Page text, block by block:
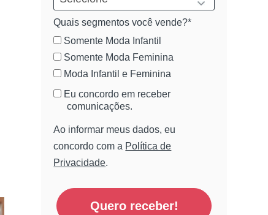
Quais segmentos você vende?*
Somente Moda Infantil
Somente Moda Feminina
Moda Infantil e Feminina
Eu concordo em receber
comunicações.
Ao informar meus dados, eu
concordo com a Política de
Privacidade.
Quero receber!